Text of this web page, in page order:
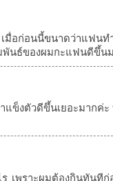
มื่อก่อนนี้ขนาดว่าแฟนท
นธ์ของผมกะแฟนดีขึ้นม
แข็งตัวดีขึ้นเยอะมากค่ะ
เพราะผมต้องกินทันที